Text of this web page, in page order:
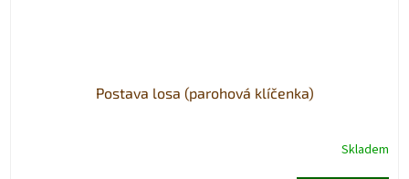
Postava losa (parohová klíčenka)
Skladem